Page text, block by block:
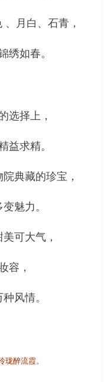
月白、石青，
绣如春。
选择上，
益求精。
典藏的珍宝，
魅力。
可大气，
容，
风情。
醉流霞。